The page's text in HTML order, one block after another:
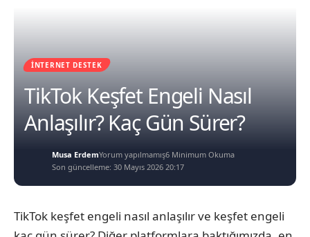
İNTERNET DESTEK
TikTok Keşfet Engeli Nasıl
Anlaşılır? Kaç Gün Sürer?
Son güncelleme: 30 Mayıs 2026 20:17
Musa ErdemYorum yapılmamış6 Minimum Okuma
TikTok keşfet engeli nasıl anlaşılır ve keşfet engeli